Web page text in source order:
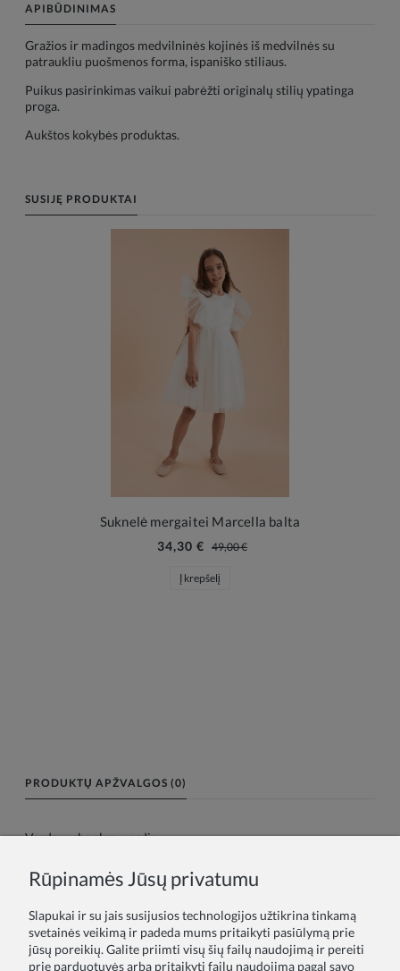
APIBŪDINIMAS
Gražios ir madingos medvilninės kojinės iš medvilnės su
patraukliu puošmenos forma, ispaniško stiliaus.
Puikus pasirinkimas vaikui pabrėžti originalų stilių ypatinga
proga.
Aukštos kokybės produktas.
SUSIJĘ PRODUKTAI
Suknelė mergaitei Marcella balta
34,30 € 49,00 €
Į krepšelį
PRODUKTŲ APŽVALGOS (0)
Vardas arba slapyvardis:
Rūpinamės Jūsų privatumu
Slapukai ir su jais susijusios technologijos užtikrina tinkamą
svetainės veikimą ir padeda mums pritaikyti pasiūlymą prie
jūsų poreikių. Galite priimti visų šių failų naudojimą ir pereiti
prie parduotuvės arba pritaikyti failų naudojimą pagal savo